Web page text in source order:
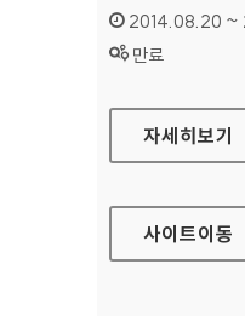
인증기간 :
2014.08.20 ~
상태 :
만료
교보문고 전
자세히보기
사이트이동